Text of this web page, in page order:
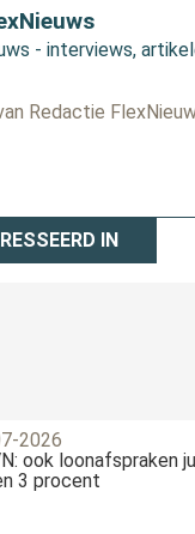
- interviews,
Redactie
IN
2026
ook loonafspraken
3 procent